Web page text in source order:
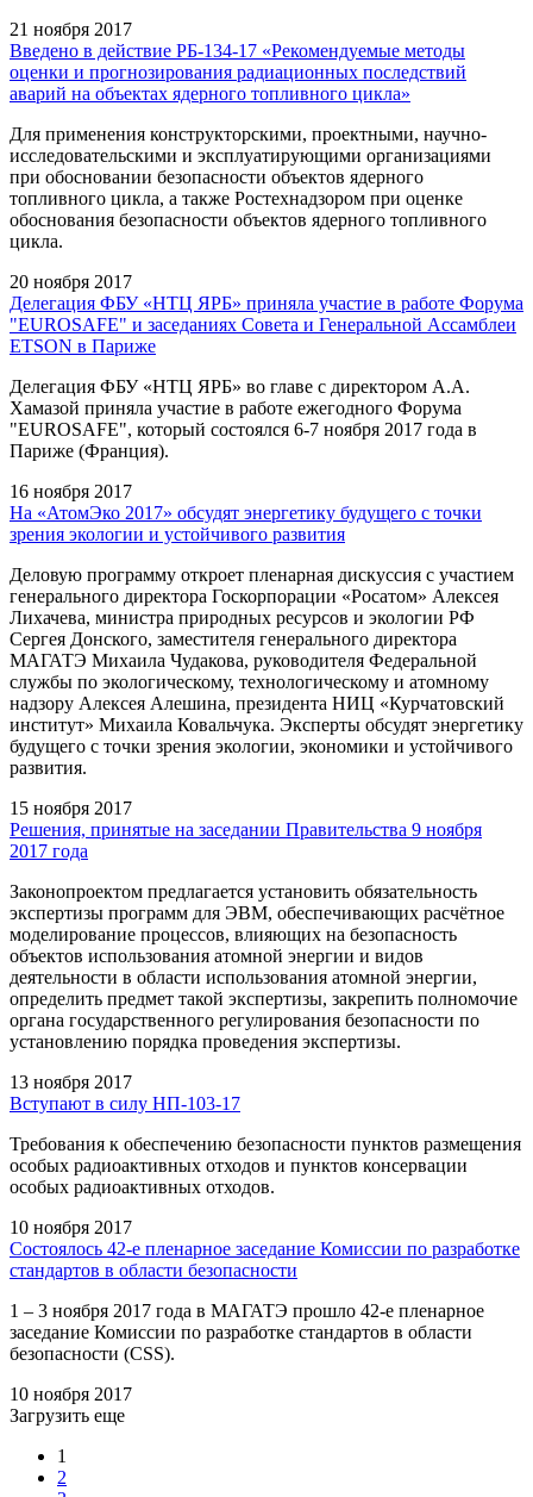
21 ноября 2017
Введено в действие РБ-134-17 «Рекомендуемые методы
оценки и прогнозирования радиационных последствий
аварий на объектах ядерного топливного цикла»
Для применения конструкторскими, проектными, научно-
исследовательскими и эксплуатирующими организациями
при обосновании безопасности объектов ядерного
топливного цикла, а также Ростехнадзором при оценке
обоснования безопасности объектов ядерного топливного
цикла.
20 ноября 2017
Делегация ФБУ «НТЦ ЯРБ» приняла участие в работе Форума
"EUROSAFE" и заседаниях Совета и Генеральной Ассамблеи
ETSON в Париже
Делегация ФБУ «НТЦ ЯРБ» во главе с директором А.А.
Хамазой приняла участие в работе ежегодного Форума
"EUROSAFE", который состоялся 6-7 ноября 2017 года в
Париже (Франция).
16 ноября 2017
На «АтомЭко 2017» обсудят энергетику будущего с точки
зрения экологии и устойчивого развития
Деловую программу откроет пленарная дискуссия с участием
генерального директора Госкорпорации «Росатом» Алексея
Лихачева, министра природных ресурсов и экологии РФ
Сергея Донского, заместителя генерального директора
МАГАТЭ Михаила Чудакова, руководителя Федеральной
службы по экологическому, технологическому и атомному
надзору Алексея Алешина, президента НИЦ «Курчатовский
институт» Михаила Ковальчука. Эксперты обсудят энергетику
будущего с точки зрения экологии, экономики и устойчивого
развития.
15 ноября 2017
Решения, принятые на заседании Правительства 9 ноября
2017 года
Законопроектом предлагается установить обязательность
экспертизы программ для ЭВМ, обеспечивающих расчётное
моделирование процессов, влияющих на безопасность
объектов использования атомной энергии и видов
деятельности в области использования атомной энергии,
определить предмет такой экспертизы, закрепить полномочие
органа государственного регулирования безопасности по
установлению порядка проведения экспертизы.
13 ноября 2017
Вступают в силу НП-103-17
Требования к обеспечению безопасности пунктов размещения
особых радиоактивных отходов и пунктов консервации
особых радиоактивных отходов.
10 ноября 2017
Состоялось 42-е пленарное заседание Комиссии по разработке
стандартов в области безопасности
1 – 3 ноября 2017 года в МАГАТЭ прошло 42-е пленарное
заседание Комиссии по разработке стандартов в области
безопасности (CSS).
10 ноября 2017
Загрузить еще
1
2